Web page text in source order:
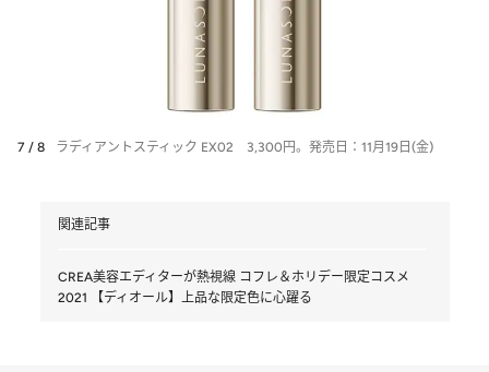
7 / 8 ラディアントスティック EX02 3,300円。発売日：11月19日(金)
関連記事
CREA美容エディターが熱視線 コフレ＆ホリデー限定コスメ
2021 【ディオール】上品な限定色に心躍る